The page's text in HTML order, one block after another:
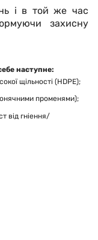
і в той же час
захисну
наступне:
щільності (HDPE);
променями);
від гніення/